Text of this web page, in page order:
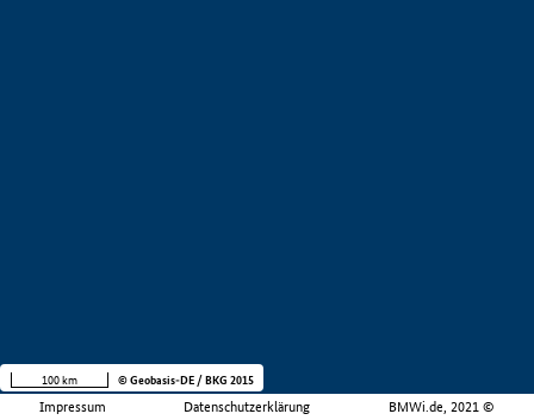
Impressum Datenschutzerklärung BMWi.de, 2021 ©
100 km © Geobasis-DE / BKG 2015